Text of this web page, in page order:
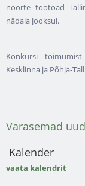
noorte töötoad
nädala jooksul.
Konkursi
Kesklinna ja Põhja-
Varasemad
Kalender
vaata kalendrit